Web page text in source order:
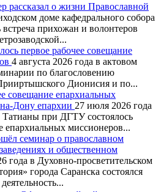
рассказал о жизни Православной
доме кафедрального собора
встреча прихожан и волонтеров
первое рабочее совещание
4 августа 2026 года в актовом
по благословению
Дионисия и по...
совещание епархиальных
Дону епархии 27 июля 2026 года
при ДГТУ состоялось
епархиальных миссионеров...
семинар о православном
и общественном
года в Духовно-просветительском
города Саранска состоялся